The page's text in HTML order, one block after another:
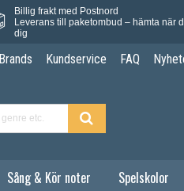
Billig frakt med Postnord
Leverans till paketombud – hämta när
dig
Brands Kundservice FAQ
Sång & Kör noter Spelskolor